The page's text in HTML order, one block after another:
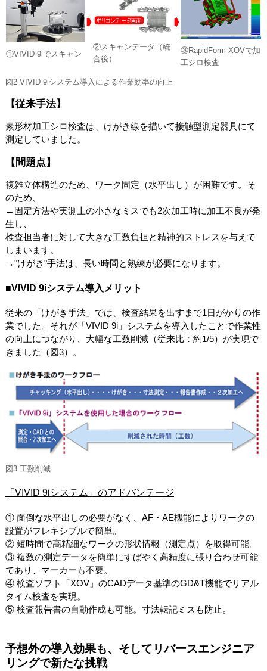
①VIVID 9iでスキャン
②スキャンデータ（統
合後）
③RapidForm XOVで加
工シロ検査
図2 VIVID 9iシステム導入による作業効率の向上
【従来手法】
素形材加工シロ検査は、けがき線を描いて接触型測定器具にて
測定していました。
【問題点】
複雑立体構造のため、ワーク固定（水平出し）が困難です。そ
のため、
→固定方法や実測上の小さなミスでも2次加工時に加工不良が発
生し、
検査担当者に対して大きな工数負担と精神的ストレスを与えて
しまいます。
→"けがき"手法は、長い時間と熟練が必要になります。
■VIVID 9iシステム導入メリット
従来の「けがき手法」では、検査結果を出すまで1日がかりの作
業でした。それが「VIVID 9i」システムを導入したことで作業性
の向上につながり、大幅な工数削減（従来比：約1/5）が実現で
きました（図3）。
図3 工数削減
「VIVID 9iシステム」のアドバンテージ
① 面倒な水平出しの必要がなく、AF・AE機能によりワークの
設置がフレキシブルで簡単。
② 短時間で高精細なワークの形状情報（測定点）を取得可能。
③ 複数の測定データを簡単にすばやく高精度に張り合わせ可能
であり、マーカーも不要。
④ 検査ソフト「XOV」のCADデータ基準のGD&T機能でリアル
タイム検査を実現。
⑤ 検査報告書の自動作成も可能。寸法転記ミスも防止。
予想外の導入効果も、そしてリバースエンジニア
リングで新たな挑戦